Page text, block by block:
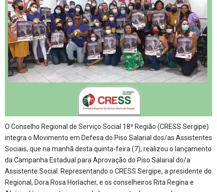
O Conselho Regional de Serviço Social 18ª Região (CRESS Sergipe)
integra o Movimento em Defesa do Piso Salarial dos/as Assistentes
Sociais, que na manhã desta quinta-feira (7), realizou o lançamento
da Campanha Estadual para Aprovação do Piso Salarial do/a
Assistente Social. Representando o CRESS Sergipe, a presidente do
Regional, Dora Rosa Horlacher, e os conselheiros Rita Regina e